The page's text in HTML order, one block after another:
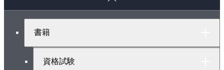
6章 工程能力指数・相関分析
6.2 相関分析
書籍
資格試験